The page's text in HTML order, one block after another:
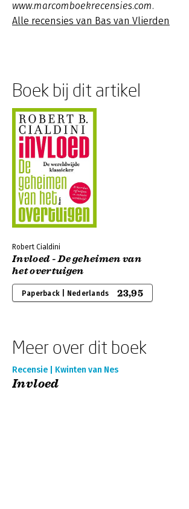
www.marcomboekrecensies.com.
Alle recensies van Bas van Vlierden
Boek bij dit artikel
Robert Cialdini
Invloed - De geheimen van
het overtuigen
Paperback | Nederlands 23,95
Meer over dit boek
Recensie | Kwinten van Nes
Invloed